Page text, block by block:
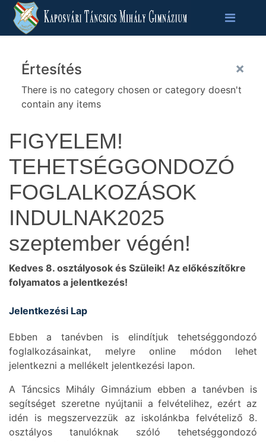
×
Értesítés
There is no category chosen or category doesn't
contain any items
FIGYELEM!
TEHETSÉGGONDOZÓ
FOGLALKOZÁSOK
INDULNAK2025
szeptember végén!
Kedves 8. osztályosok és Szüleik! Az előkészítőkre
folyamatos a jelentkezés!
Jelentkezési Lap
Ebben a tanévben is elindítjuk tehetséggondozó
foglalkozásainkat, melyre online módon lehet
jelentkezni a mellékelt jelentkezési lapon.
A Táncsics Mihály Gimnázium ebben a tanévben is
segítséget szeretne nyújtanii a felvételihez, ezért az
idén is megszervezzük az iskolánkba felvételiző 8.
osztályos tanulóknak szóló tehetséggondozó